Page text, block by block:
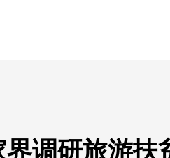
调研旅游扶